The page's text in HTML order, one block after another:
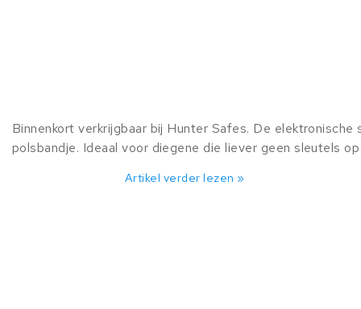
Binnenkort verkrijgbaar bij Hunter Safes. De
polsbandje. Ideaal voor diegene die liever geen sleutels
Artikel verder lezen »